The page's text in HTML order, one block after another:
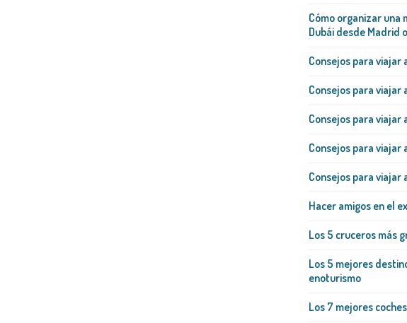
Cómo organizar una
Dubái desde Madrid
Consejos para viajar
Consejos para viajar
Consejos para viajar
Consejos para viajar
Consejos para viajar
Hacer amigos en el
Los 5 cruceros más
Los 5 mejores
enoturismo
Los 7 mejores